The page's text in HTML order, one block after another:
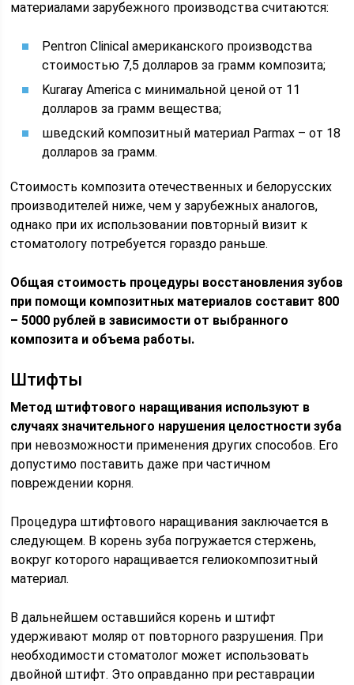
материалами зарубежного производства считаются:
Pentron Clinical американского производства
стоимостью 7,5 долларов за грамм композита;
Kuraray America с минимальной ценой от 11
долларов за грамм вещества;
шведский композитный материал Parmax – от 18
долларов за грамм.
Стоимость композита отечественных и белорусских
производителей ниже, чем у зарубежных аналогов,
однако при их использовании повторный визит к
стоматологу потребуется гораздо раньше.
Общая стоимость процедуры восстановления зубов
при помощи композитных материалов составит 800
– 5000 рублей в зависимости от выбранного
композита и объема работы.
Штифты
Метод штифтового наращивания используют в
случаях значительного нарушения целостности зуба
при невозможности применения других способов. Его
допустимо поставить даже при частичном
повреждении корня.
Процедура штифтового наращивания заключается в
следующем. В корень зуба погружается стержень,
вокруг которого наращивается гелиокомпозитный
материал.
В дальнейшем оставшийся корень и штифт
удерживают моляр от повторного разрушения. При
необходимости стоматолог может использовать
двойной штифт. Это оправданно при реставрации